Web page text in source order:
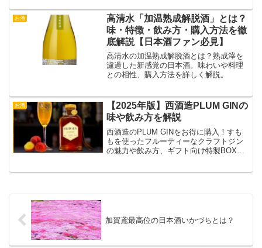
お酒
高清水「加温熟成解脱酒」とは？
味・特徴・飲み方・購入方法を徹
底解説【日本酒ファン必見】
高清水の加温熟成解脱酒とは？熟成滓を
濾過した新感覚の日本酒。味わいや料理
との相性、購入方法を詳しく解説。
お酒
【2025年版】西酒造PLUM GINの
味や飲み方を解説
西酒造のPLUM GINをお得に購入！すも
もを使ったフルーティーなクラフトジン
の魅力や飲み方、ギフト向け特製BOXの
加賀鳶最高位の日本酒いかづちとは？